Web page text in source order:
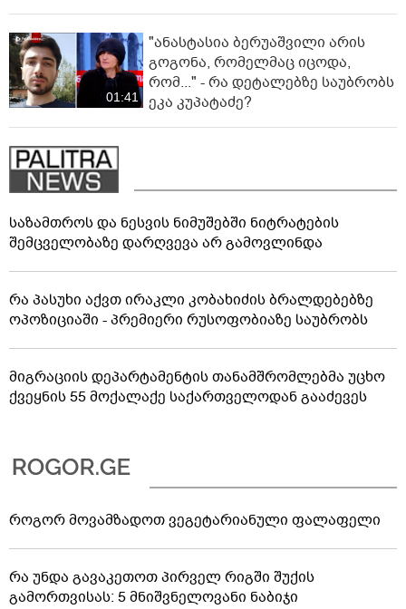
01:41
"ანასტასია ბერუაშვილი არის
გოგონა, რომელმაც იცოდა,
რომ..." - რა დეტალებზე საუბრობს
ეკა კუპატაძე?
საზამთროს და ნესვის ნიმუშებში ნიტრატების
შემცველობაზე დარღვევა არ გამოვლინდა
რა პასუხი აქვთ ირაკლი კობახიძის ბრალდებებზე
ოპოზიციაში - პრემიერი რუსოფობიაზე საუბრობს
მიგრაციის დეპარტამენტის თანამშრომლებმა უცხო
ქვეყნის 55 მოქალაქე საქართველოდან გააძევეს
როგორ მოვამზადოთ ვეგეტარიანული ფალაფელი
რა უნდა გავაკეთოთ პირველ რიგში შუქის
გამორთვისას: 5 მნიშვნელოვანი ნაბიჯი